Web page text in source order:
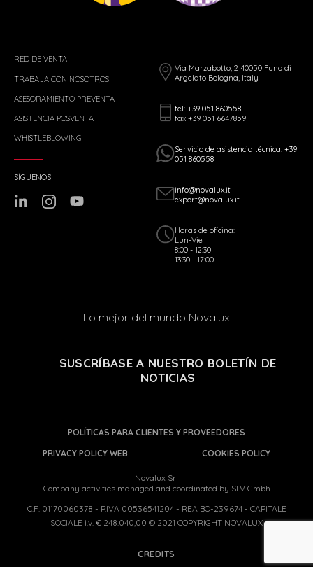
RED DE VENTA
TRABAJA CON NOSOTROS
ASESORAMIENTO PREVENTA
ASISTENCIA POSVENTA
WHISTLEBLOWING
Via Marzabotto, 2 40050 Funo di
Argelato Bologna, Italy
tel: +39 051 860558
fax +39 051 6647859
Servicio de asistencia técnica: +39
051 860558
info@novalux.it
export@novalux.it
Horas de oficina:
Lun-Vie
8:00 - 12:30
13:30 - 17:00
SÍGUENOS
Lo mejor del mundo Novalux
SUSCRÍBASE A NUESTRO BOLETÍN DE
NOTICIAS
POLÍTICAS PARA CLIENTES Y PROVEEDORES
PRIVACY POLICY WEB
COOKIES POLICY
Novalux Srl
Company activities managed and coordinated by SLV Gmbh
C.F. 01170060378 - P.IVA 00536541204 - REA BO-239674 - CAPITALE
SOCIALE i.v. € 248.040,00 © 2021 COPYRIGHT NOVALUX
CREDITS